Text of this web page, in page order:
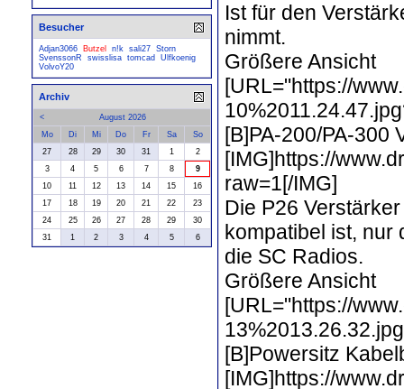
Ist für den
nimmt.
Größere Ansicht
[URL="https://
[B]PA-200/PA-300
[IMG]https://
raw=1[/IMG]
Die P26
kompatibel ist, nur
die SC Radios.
Größere Ansicht
[URL="https://
[B]Powersitz
[IMG]https://
Besucher
Adjan3066 Butzel n!k sali27 Storn
SvenssonR
swisslisa tomcad
Ulfkoenig
VolvoY20
Archiv
<
August 2026
Mo
Di Mi Do Fr Sa
So
27
28 29 30 31 1
2
3
4 5 6 7 8
9
10
11 12 13 14 15
16
17
18 19 20 21 22
23
24
25 26 27 28 29
30
31
1 2 3 4 5 6